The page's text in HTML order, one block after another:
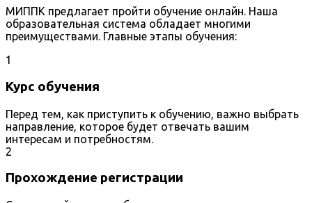
МИППК предлагает пройти обучение онлайн. Наша
образовательная система обладает многими
преимуществами. Главные этапы обучения:
1
Курс обучения
Перед тем, как приступить к обучению, важно выбрать
направление, которое будет отвечать вашим
интересам и потребностям.
2
Прохождение регистрации